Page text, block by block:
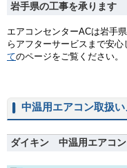
岩手県の工事を承ります
エアコンセンターACは岩手
らアフターサービスまで安
てのページをご覧ください。
中温用エアコン取扱
ダイキン 中温用エアコン